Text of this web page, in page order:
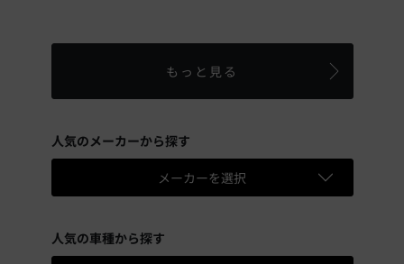
もっと見る
人気のメーカーから探す
メーカーを選択
人気の車種から探す